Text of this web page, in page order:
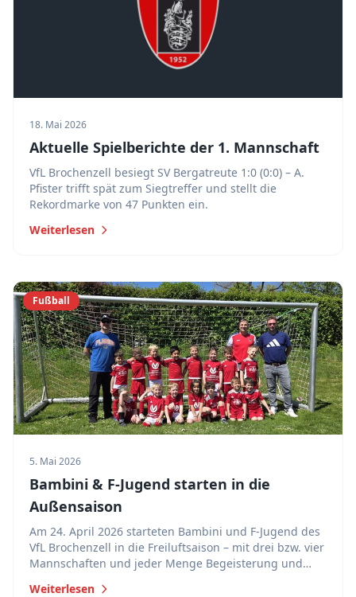
18. Mai 2026
Aktuelle Spielberichte der 1. Mannschaft
VfL Brochenzell besiegt SV Bergatreute 1:0 (0:0) – A.
Pfister trifft spät zum Siegtreffer und stellt die
Rekordmarke von 47 Punkten ein.
Weiterlesen
Fußball
5. Mai 2026
Bambini & F-Jugend starten in die
Außensaison
Am 24. April 2026 starteten Bambini und F-Jugend des
VfL Brochenzell in die Freiluftsaison – mit drei bzw. vier
Mannschaften und jeder Menge Begeisterung und
Weiterlesen